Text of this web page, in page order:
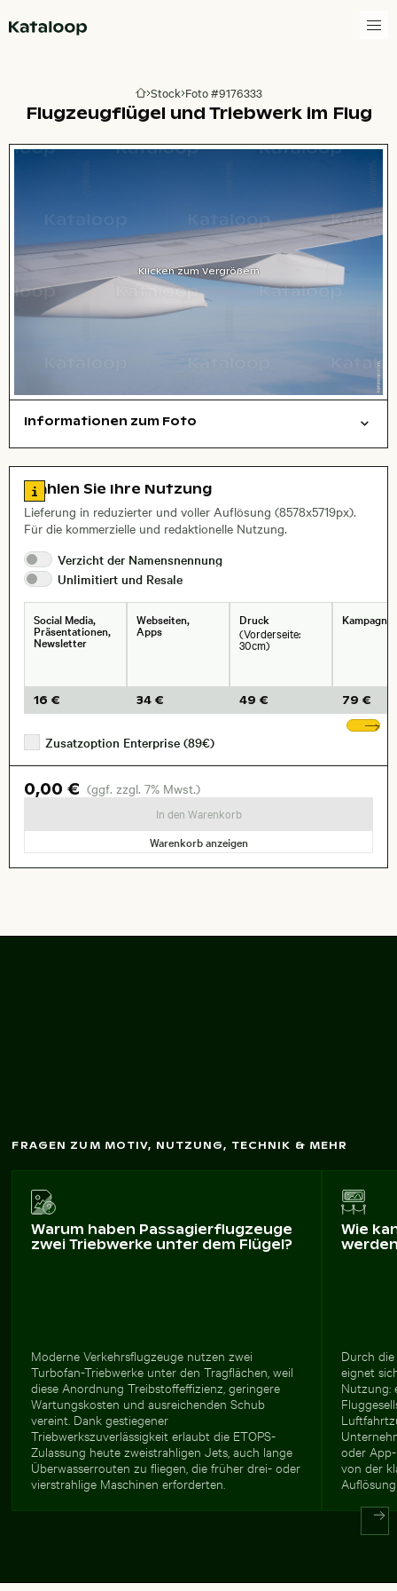
Zur Homepage
Stock Foto #9176333
Flugzeugflügel und Triebwerk im Flug
Klicken zum Vergrößern
Informationen zum Foto
Zu den Lizenzinformationen springen
Wählen Sie Ihre Nutzung
Lieferung in reduzierter und voller Auflösung (8578x5719px).
Für die kommerzielle und redaktionelle Nutzung.
Verzicht der Namensnennung
Unlimitiert und Resale
Social Media,
Präsentationen,
Newsletter
16 €
Webseiten,
Apps
34 €
Druck
(Vorderseite:
30cm)
49 € 79 €
Zusatzoption Enterprise (89€)
0,00 € (ggf. zzgl. 7% Mwst.)
In den Warenkorb
Warenkorb anzeigen
FRAGEN ZUM MOTIV, NUTZUNG, TECHNIK & MEHR
Warum haben Passagierflugzeuge
zwei Triebwerke unter dem Flügel?
Moderne Verkehrsflugzeuge nutzen zwei
Turbofan-Triebwerke unter den Tragflächen, weil
diese Anordnung Treibstoffeffizienz, geringere
Wartungskosten und ausreichenden Schub
vereint. Dank gestiegener
Triebwerkszuverlässigkeit erlaubt die ETOPS-
Zulassung heute zweistrahligen Jets, auch lange
Überwasserrouten zu fliegen, die früher drei- oder
vierstrahlige Maschinen erforderten.
Wie
Durch
eignet
Nutzung:
oder
von der